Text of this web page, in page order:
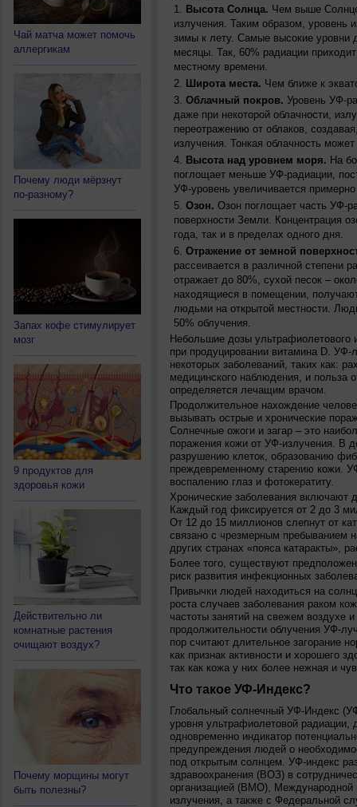
Чай матча может помочь
аллергикам
Почему люди мёрзнут
по-разному?
Запах кофе стимулирует
мозг
9 продуктов для
здоровья кожи
Действительно ли
комнатные растения
очищают воздух?
Почему морщины могут
быть полезны?
Высота Солнца. Чем выше
излучения. Таким образом, уровень
зимы к лету. Самые высокие уровни
месяцы. Так, 60% радиации
местному времени.
Широта места. Чем ближе к
Облачный покров. Уровень УФ-
даже при некоторой облачности,
переотражению от облаков,
излучения. Тонкая облачность
Высота над уровнем моря. На
поглощает меньше УФ-радиации,
УФ-уровень увеличивается
Озон. Озон поглощает часть УФ-
поверхности Земли. Концентрация
года, так и в пределах одного дня.
Отражение от земной
рассеивается в различной степени
отражает до 80%, сухой песок –
находящиеся в помещении,
людьми на открытой местности.
50% облучения.
Небольшие дозы ультрафиолетового
при продуцировании витамина D.
некоторых заболеваний, таких как:
медицинского наблюдения, и польза
определяется лечащим врачом.
Продолжительное нахождение
вызывать острые и хронические
Солнечные ожоги и загар – это
поражения кожи от УФ-излучения. В
разрушению клеток, образованию
преждевременному старению кожи.
воспалению глаз и фотокератиту.
Хронические заболевания включают
Каждый год фиксируется от 2 до 3
От 12 до 15 миллионов слепнут от
связано с чрезмерным пребыванием
других странах «пояса катаракты»,
Более того, существуют
риск развития инфекционных
Привычки людей находиться на
роста случаев заболевания раком
частоты занятий на свежем воздухе
продолжительности облучения УФ-
пор считают длительное загорание
как признак активности и хорошего
так как кожа у них более нежная и
Что такое УФ-Индекс?
Глобальный солнечный УФ-Индекс
уровня ультрафиолетовой
одновременно индикатор
предупреждения людей о
под открытым солнцем. УФ-индекс
здравоохранения (ВОЗ) в
организацией (ВМО), Международной
излучения, а также с Федеральной